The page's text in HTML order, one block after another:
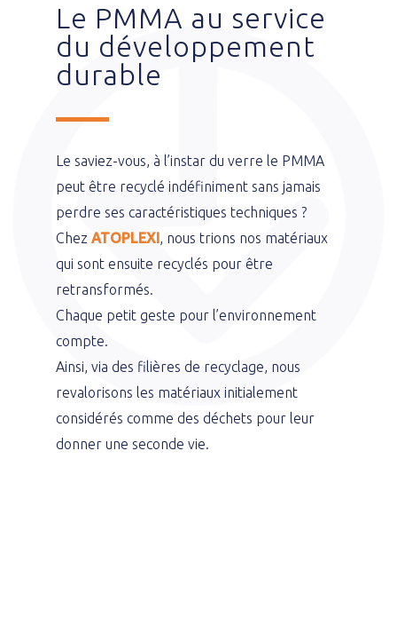
Le PMMA au service
du développement
durable
Le saviez-vous, à l’instar du verre le PMMA
peut être recyclé indéfiniment sans jamais
perdre ses caractéristiques techniques ?
Chez ATOPLEXI, nous trions nos matériaux
qui sont ensuite recyclés pour être
retransformés.
Chaque petit geste pour l’environnement
compte.
Ainsi, via des filières de recyclage, nous
revalorisons les matériaux initialement
considérés comme des déchets pour leur
donner une seconde vie.